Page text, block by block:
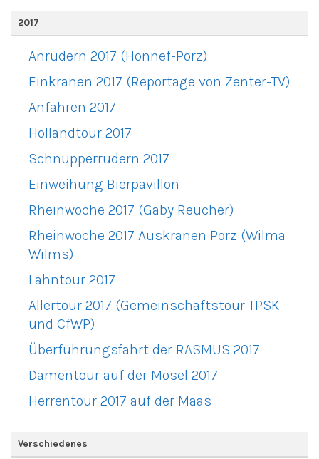
2017
Anrudern 2017 (Honnef-Porz)
Einkranen 2017 (Reportage von Zenter-TV)
Anfahren 2017
Hollandtour 2017
Schnupperrudern 2017
Einweihung Bierpavillon
Rheinwoche 2017 (Gaby Reucher)
Rheinwoche 2017 Auskranen Porz (Wilma
Wilms)
Lahntour 2017
Allertour 2017 (Gemeinschaftstour TPSK
und CfWP)
Überführungsfahrt der RASMUS 2017
Damentour auf der Mosel 2017
Herrentour 2017 auf der Maas
Verschiedenes